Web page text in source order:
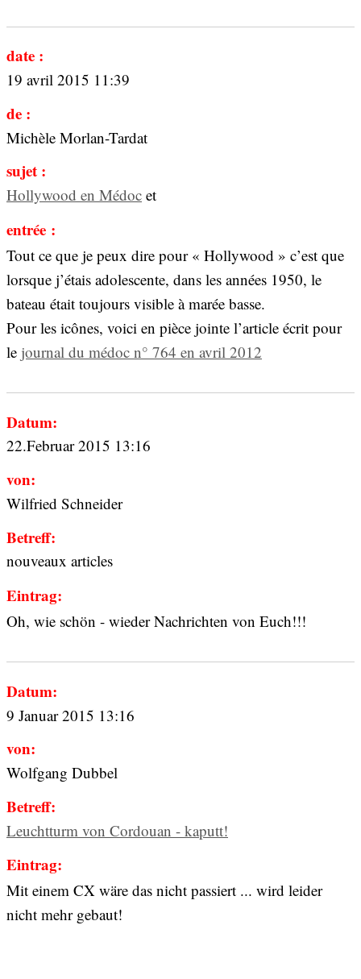
date :
19 avril 2015 11:39
de :
Michèle Morlan-Tardat
sujet :
Hollywood en Médoc et
entrée :
Tout ce que je peux dire pour « Hollywood » c’est que
lorsque j’étais adolescente, dans les années 1950, le
bateau était toujours visible à marée basse.
Pour les icônes, voici en pièce jointe l’article écrit pour
le journal du médoc n° 764 en avril 2012
Datum:
22.Februar 2015 13:16
von:
Wilfried Schneider
Betreff:
nouveaux articles
Eintrag:
Oh, wie schön - wieder Nachrichten von Euch!!!
Datum:
9 Januar 2015 13:16
von:
Wolfgang Dubbel
Betreff:
Leuchtturm von Cordouan - kaputt!
Eintrag:
Mit einem CX wäre das nicht passiert ... wird leider
nicht mehr gebaut!